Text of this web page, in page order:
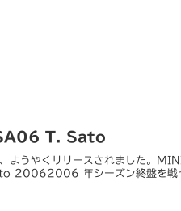
T. Sato
、ようやくリリースされました。
年シーズン終盤を戦っ